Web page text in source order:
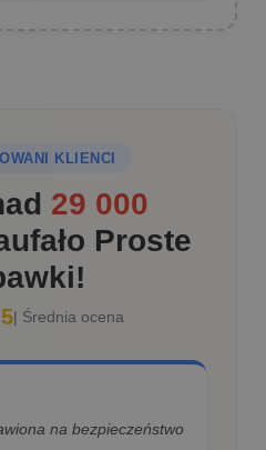
KLIENCI
29 000
Proste
| Średnia ocena
na bezpieczeństwo